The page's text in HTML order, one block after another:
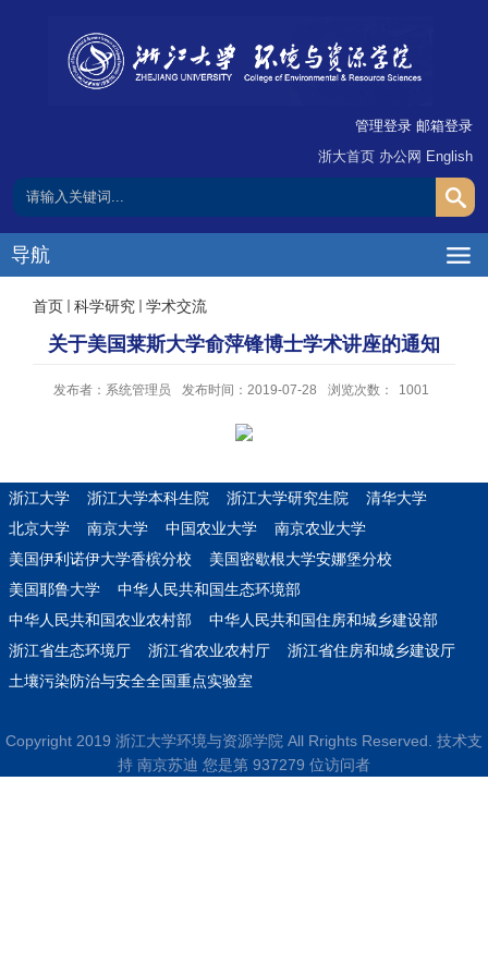
管理登录 邮箱登录
浙大首页 办公网 English
导航
首页 科学研究 学术交流
关于美国莱斯大学俞萍锋博士学术讲座的通知
发布者：系统管理员 发布时间：2019-07-28 浏览次数： 1001
浙江大学 浙江大学本科生院 浙江大学研究生院
清华大学
北京大学
南京大学 中国农业大学
南京农业大学
美国伊利诺伊大学香槟分校
美国密歇根大学安娜堡分校
美国耶鲁大学
中华人民共和国生态环境部
中华人民共和国农业农村部
中华人民共和国住房和城乡建设部
浙江省生态环境厅
浙江省农业农村厅
浙江省住房和城乡建设厅
土壤污染防治与安全全国重点实验室
Copyright 2019 浙江大学环境与资源学院 All Rrights Reserved. 技术支
持 南京苏迪 您是第 937279 位访问者